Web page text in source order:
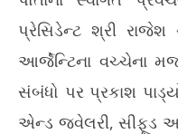
પ્રેસિડેન્ટ શ્રી
આર્જેન્ટિના વચ્ચેના
સંબંધો પર પ્રકાશ
એન્ડ જ્વેલરી, સીફૂડ અને